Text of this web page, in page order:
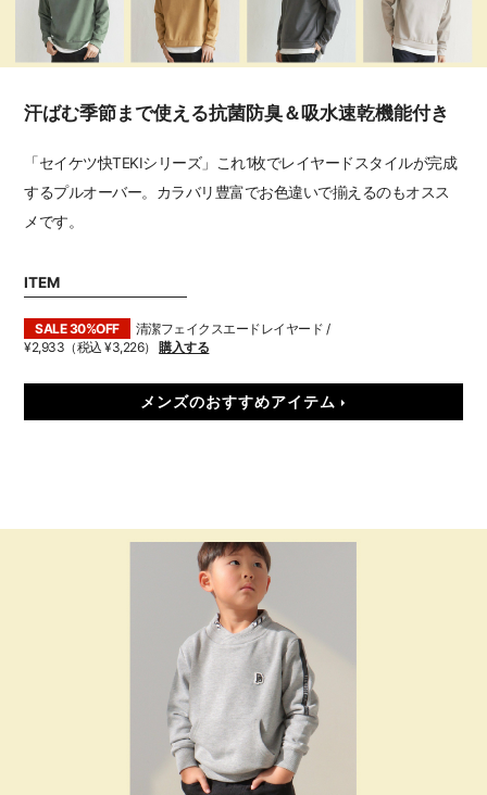
汗ばむ季節まで使える抗菌防臭＆吸水速乾機能付き
「セイケツ快TEKIシリーズ」これ1枚でレイヤードスタイルが完成
するプルオーバー。カラバリ豊富でお色違いで揃えるのもオスス
メです。
ITEM
SALE 30%OFF
清潔フェイクスエードレイヤード /
¥2,933（税込 ¥3,226）購入する
メンズのおすすめアイテム